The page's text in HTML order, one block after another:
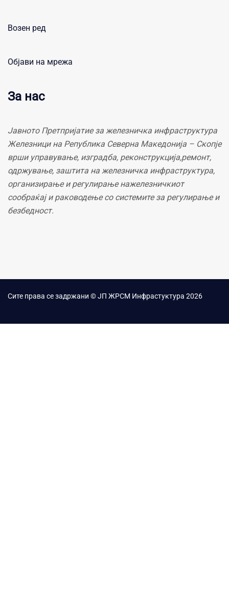
Возен ред
Објави на мрежа
За нас
Јавното Претпријатие за железничка инфраструктура
Железници на Република Северна Македонија – Скопје
врши управување, изградба, реконструкција,ремонт,
одржување, заштита на железничка инфраструктура,
организирање и регулирање нажелезничкиот
сообраќај и раководење со системите за регулирање и
безбедност.
Сите права се задржани © ЈП ЖРСМ Инфрастуктура 2026